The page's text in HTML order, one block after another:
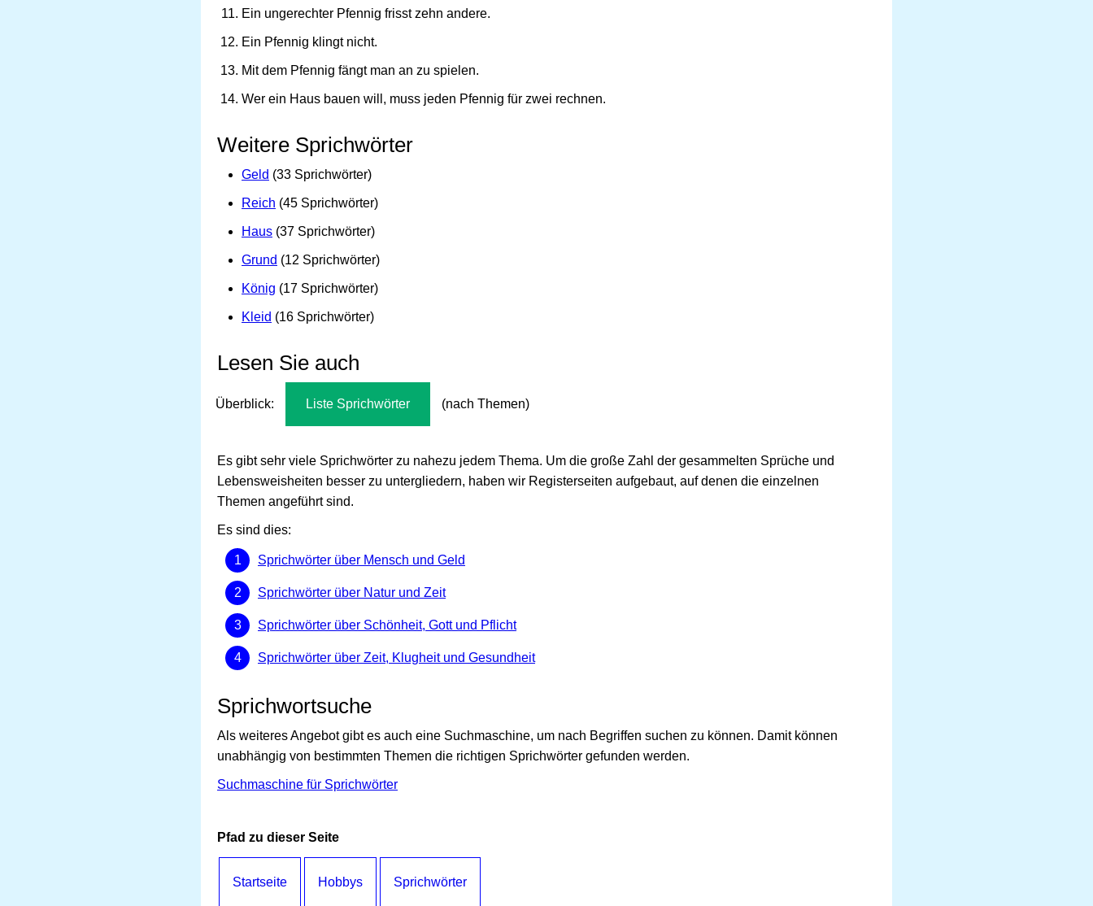
Ein ungerechter Pfennig frisst zehn andere.
Ein Pfennig klingt nicht.
Mit dem Pfennig fängt man an zu spielen.
Wer ein Haus bauen will, muss jeden Pfennig für zwei rechnen.
Weitere Sprichwörter
Geld (33 Sprichwörter)
Reich (45 Sprichwörter)
Haus (37 Sprichwörter)
Grund (12 Sprichwörter)
König (17 Sprichwörter)
Kleid (16 Sprichwörter)
Lesen Sie auch
Überblick: Liste Sprichwörter (nach Themen)
Es gibt sehr viele Sprichwörter zu nahezu jedem Thema. Um die große Zahl der gesammelten Sprüche und
Lebensweisheiten besser zu untergliedern, haben wir Registerseiten aufgebaut, auf denen die einzelnen
Themen angeführt sind.
Es sind dies:
Sprichwörter über Mensch und Geld
Sprichwörter über Natur und Zeit
Sprichwörter über Schönheit, Gott und Pflicht
Sprichwörter über Zeit, Klugheit und Gesundheit
Sprichwortsuche
Als weiteres Angebot gibt es auch eine Suchmaschine, um nach Begriffen suchen zu können. Damit können
unabhängig von bestimmten Themen die richtigen Sprichwörter gefunden werden.
Suchmaschine für Sprichwörter
Pfad zu dieser Seite
Startseite Hobbys Sprichwörter